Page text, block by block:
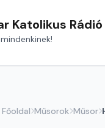
Katolikus Rádió
Főoldal Műsorok Műsor